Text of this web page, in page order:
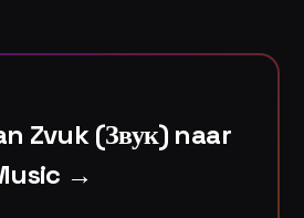
Zvuk (Звук) naar
→